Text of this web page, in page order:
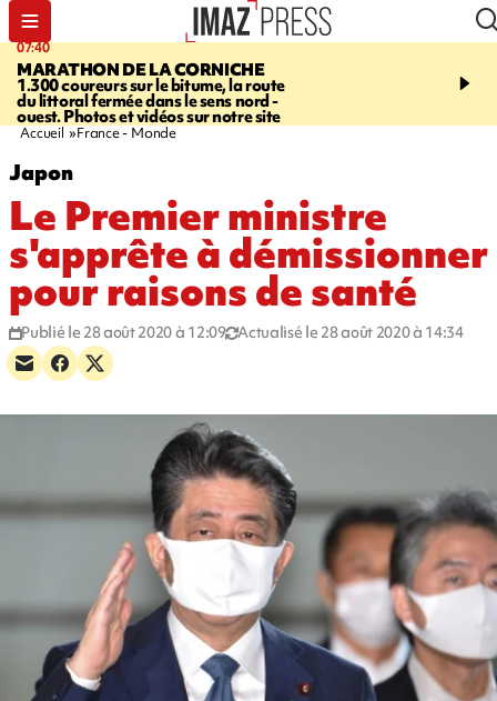
07:40
MARATHON DE LA CORNICHE
1.300 coureurs sur le bitume, la route
du littoral fermée dans le sens nord -
ouest. Photos et vidéos sur notre site
10:33
l’enfance - une
Accueil France - Monde
Japon
Le Premier ministre
s'apprête à démissionner
pour raisons de santé
Publié le 28 août 2020 à 12:09 Actualisé le 28 août 2020 à 14:34